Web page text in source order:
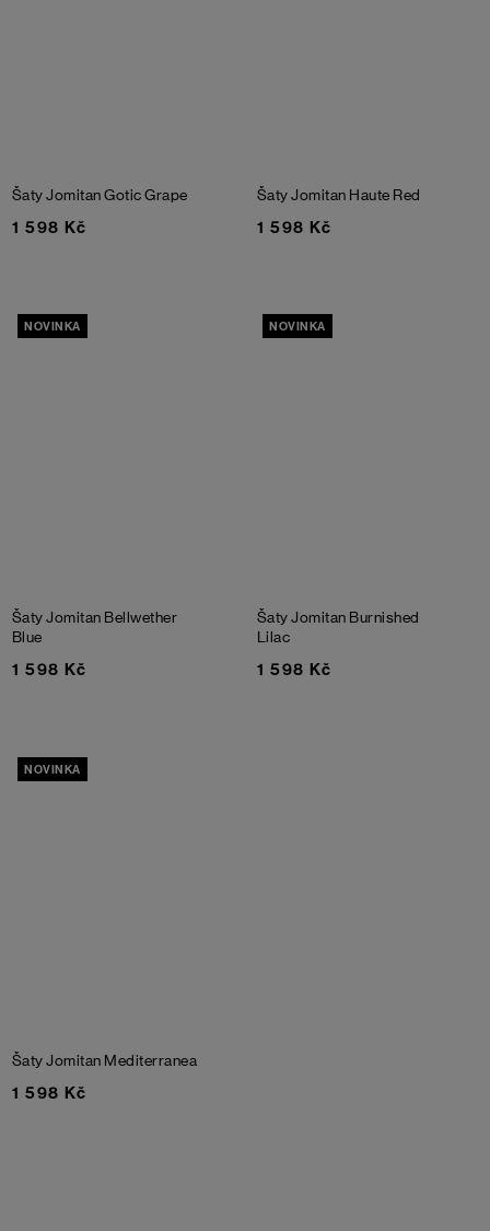
Šaty JomitanGotic Grape
1 598 Kč
Šaty Jomitan Haute Red
1 598 Kč
NOVINKA
Šaty Jomitan Bellwether
Blue
1 598 Kč
NOVINKA
Šaty Jomitan Burnished
Lilac
1 598 Kč
NOVINKA
Šaty Jomitan Mediterranea
1 598 Kč